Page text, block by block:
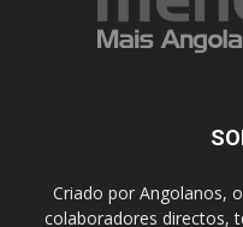
Criado por Angolanos,
colaboradores directos,